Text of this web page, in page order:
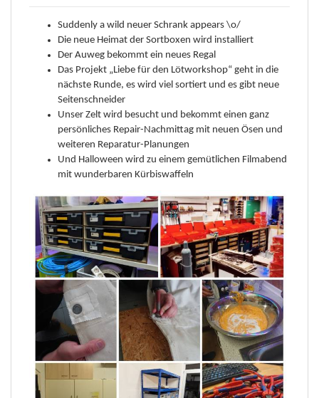
Suddenly a wild neuer Schrank appears \o/
Die neue Heimat der Sortboxen wird installiert
Der Auweg bekommt ein neues Regal
Das Projekt „Liebe für den Lötworkshop“ geht in die
nächste Runde, es wird viel sortiert und es gibt neue
Seitenschneider
Unser Zelt wird besucht und bekommt einen ganz
persönliches Repair-Nachmittag mit neuen Ösen und
weiteren Reparatur-Planungen
Und Halloween wird zu einem gemütlichen Filmabend
mit wunderbaren Kürbiswaffeln